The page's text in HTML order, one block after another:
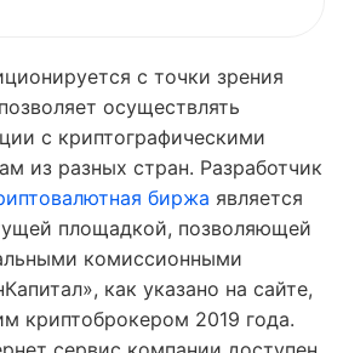
с точки зрения
осуществлять
с криптографическими
из разных стран. Разработчик
биржа является
площадкой, позволяющей
комиссионными
как указано на сайте,
криптоброкером 2019 года.